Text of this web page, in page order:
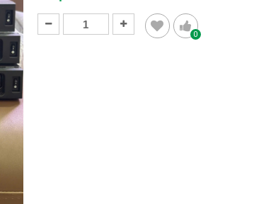
0